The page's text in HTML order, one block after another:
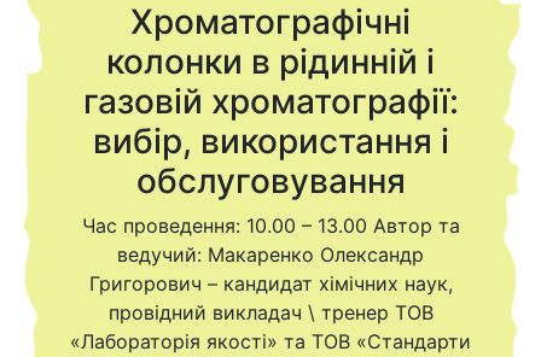
Хроматографічні
колонки в рідинній і
газовій хроматографії:
вибір, використання і
обслуговування
Час проведення: 10.00 – 13.00 Автор та
ведучий: Макаренко Олександр
Григорович – кандидат хімічних наук,
провідний викладач \ тренер ТОВ
«Лабораторія якості» та ТОВ «Стандарти